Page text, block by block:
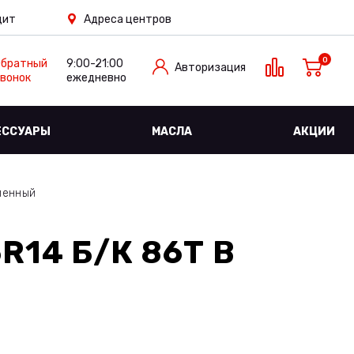
Адреса центров
9:00-21:00
ежедневно
Авторизация
0
МАСЛА АКЦИИ
Б/К 86T В